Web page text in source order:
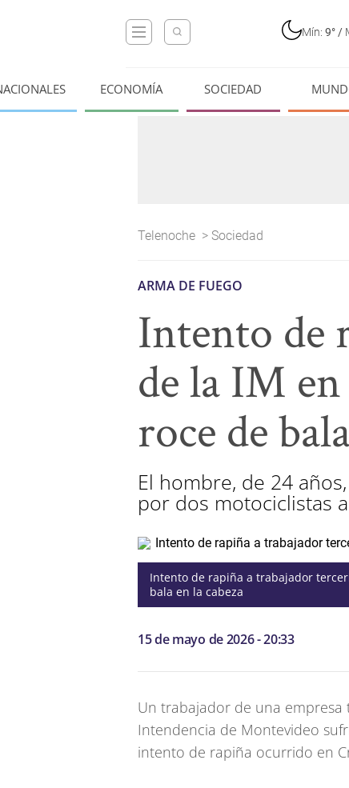
Mín: 9° /
ECONOMÍA SOCIEDAD
Telenoche > Sociedad
ARMA DE FUEGO
Intento de
de la IM
roce de
El hombre, de 24
por dos motociclistas
Intento de rapiña a trabajador
bala en la cabeza
15 de mayo de 2026 - 20:33
Un trabajador de una empresa
Intendencia de Montevideo
intento de rapiña ocurrido en